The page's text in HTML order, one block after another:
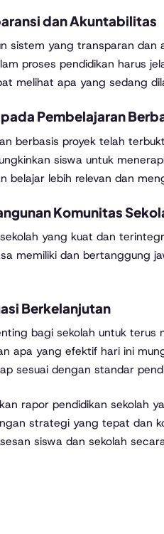
dan Akuntabilitas
sistem yang transparan dan
proses pendidikan harus
melihat apa yang sedang
Pembelajaran
berbasis proyek telah
siswa untuk
belajar lebih relevan dan
Komunitas
yang kuat dan
memiliki dan bertanggung
Berkelanjutan
bagi sekolah untuk
apa yang efektif hari ini
sesuai dengan standar
rapor pendidikan sekolah
strategi yang tepat dan
siswa dan sekolah